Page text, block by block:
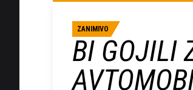
ZANIMIVO
BI GOJILI